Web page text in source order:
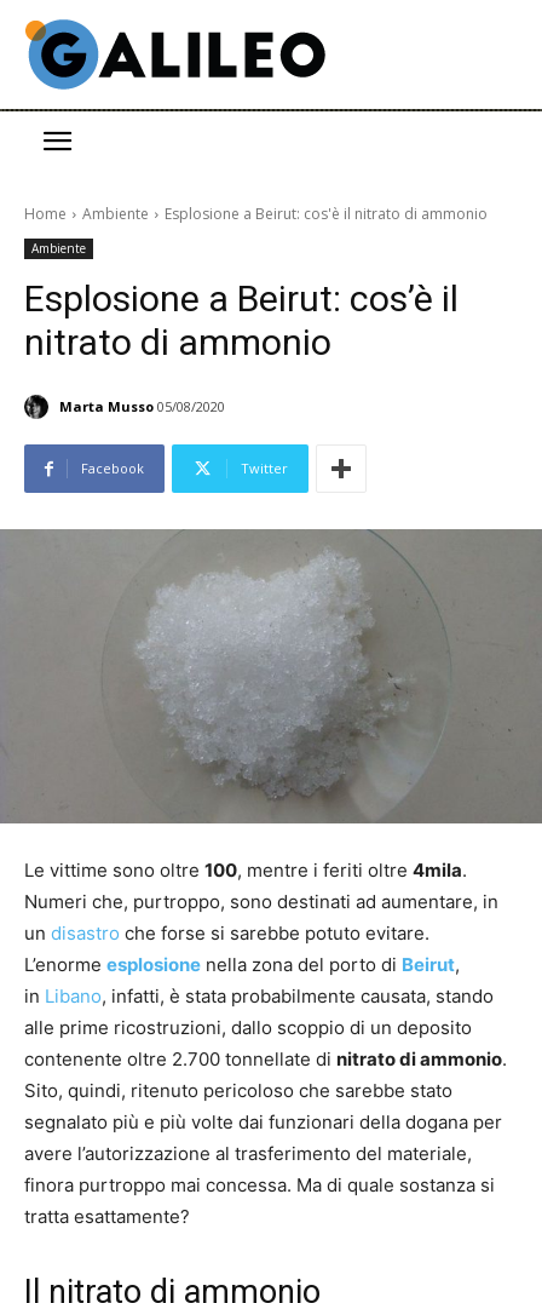
Home Ambiente Esplosione a Beirut: cos'è il nitrato di ammonio
Ambiente
Esplosione a Beirut: cos’è il
nitrato di ammonio
Marta Musso 05/08/2020
Facebook Twitter
Le vittime sono oltre 100, mentre i feriti oltre 4mila.
Numeri che, purtroppo, sono destinati ad aumentare, in
un disastro che forse si sarebbe potuto evitare.
L’enorme esplosione nella zona del porto di Beirut,
in Libano, infatti, è stata probabilmente causata, stando
alle prime ricostruzioni, dallo scoppio di un deposito
contenente oltre 2.700 tonnellate di nitrato di ammonio.
Sito, quindi, ritenuto pericoloso che sarebbe stato
segnalato più e più volte dai funzionari della dogana per
avere l’autorizzazione al trasferimento del materiale,
finora purtroppo mai concessa. Ma di quale sostanza si
tratta esattamente?
Il nitrato di ammonio